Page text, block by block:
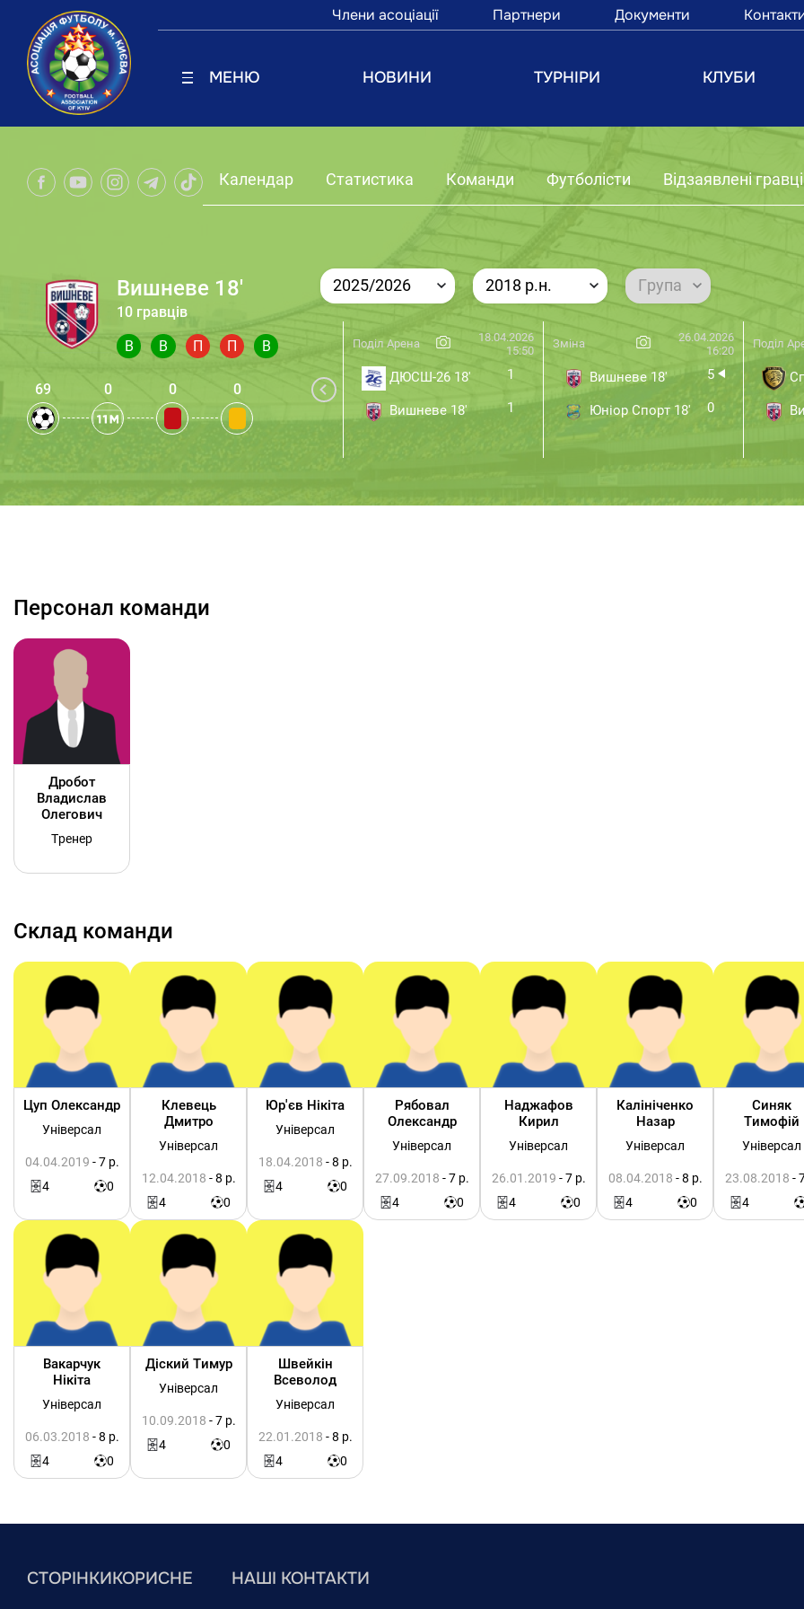
Члени асоціації Партнери Документи
МЕНЮ НОВИНИ ТУРНІРИ КЛУБИ
Календар Статистика Команди Футболісти Відзаявлені гравці
Вишневе 18'
10 гравців
В В П П В
69 0 0 0
2025/2026 2018 р.н. Група
Поділ Арена
18.04.2026
15:50
ДЮСШ-26 18' 1
Вишневе 18' 1
Зміна
26.04.2026
16:20
Вишневе 18' 5
Юніор Спорт 18' 0
Поділ
Персонал команди
Дробот
Владислав
Олегович
Тренер
Склад команди
Цуп Олександр
Універсал
04.04.2019 - 7 р.
4
0
Клевець
Дмитро
Універсал
12.04.2018 - 8 р.
4
0
Юр'єв Нікіта
Універсал
18.04.2018 - 8 р.
4
0
Рябовал
Олександр
Універсал
27.09.2018 - 7 р.
4
0
Наджафов
Кирил
Універсал
26.01.2019 - 7 р.
4
0
Калініченко
Назар
Універсал
08.04.2018 - 8 р.
4
0
Синяк
Тимофій
Універсал
23.08.2018 -
4
Вакарчук
Нікіта
Універсал
06.03.2018 - 8 р.
4
0
Діский Тимур
Універсал
10.09.2018 - 7 р.
4
0
Швейкін
Всеволод
Універсал
22.01.2018 - 8 р.
4
0
СТОРІНКИКОРИСНЕ НАШІ КОНТАКТИ